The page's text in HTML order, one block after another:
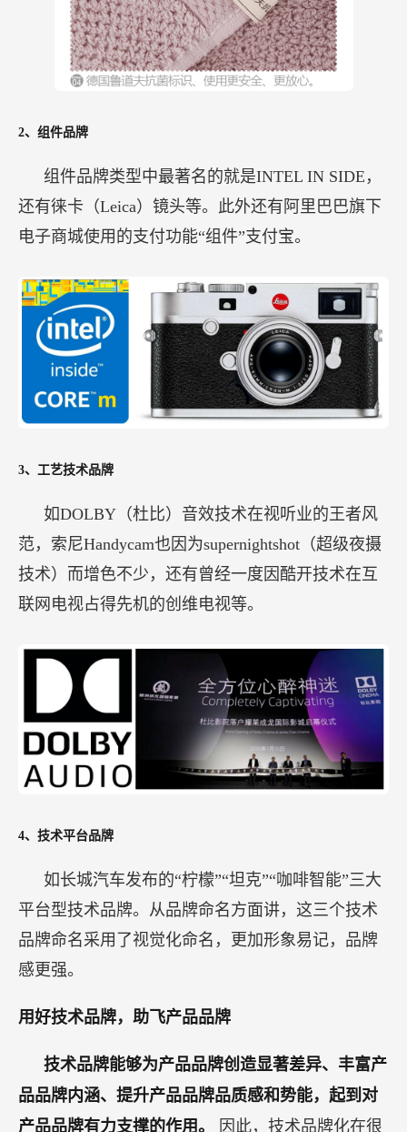
2、组件品牌
组件品牌类型中最著名的就是INTEL IN SIDE，
还有徕卡（Leica）镜头等。此外还有阿里巴巴旗下
电子商城使用的支付功能“组件”支付宝。
3、工艺技术品牌
如DOLBY（杜比）音效技术在视听业的王者风
范，索尼Handycam也因为supernightshot（超级夜摄
技术）而增色不少，还有曾经一度因酷开技术在互
联网电视占得先机的创维电视等。
4、技术平台品牌
如长城汽车发布的“柠檬”“坦克”“咖啡智能”三大
平台型技术品牌。从品牌命名方面讲，这三个技术
品牌命名采用了视觉化命名，更加形象易记，品牌
感更强。
用好技术品牌，助飞产品品牌
技术品牌能够为产品品牌创造显著差异、丰富产
品品牌内涵、提升产品品牌品质感和势能，起到对
产品品牌有力支撑的作用。
因此，技术品牌化在很